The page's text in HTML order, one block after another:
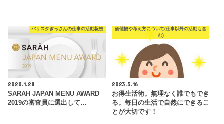
バリスタぎっさんの仕事の活動報告
2020.1.28
SARAH JAPAN MENU AWARD
2019の審査員に選出して…
価値観や考え方について(仕事以外の活動も含
む)
2023.5.16
お得生活術。無理なく誰でもでき
る。毎日の生活で自然にできるこ
とが大切です！